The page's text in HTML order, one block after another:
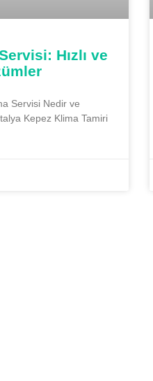
Hızlı ve
Servisi Nedir ve
Kepez Klima Tamiri